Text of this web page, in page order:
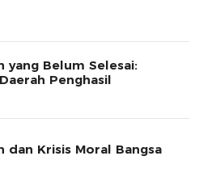
yang Belum Selesai:
Penghasil
dan Krisis Moral Bangsa